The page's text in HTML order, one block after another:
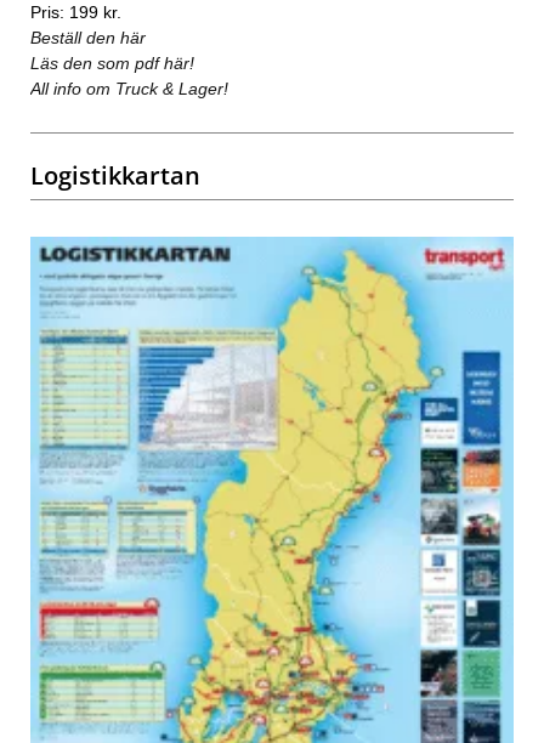
Pris: 199 kr.
Beställ den här
Läs den som pdf här!
All info om Truck & Lager!
Logistikkartan